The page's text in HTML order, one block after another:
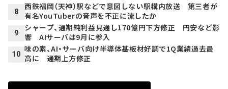
8
西鉄福岡（天神）駅などで意図しない駅構内放送 第三者が
有名YouTuberの音声を不正に流したか
9
シャープ、通期純利益見通し170億円下方修正 円安など影
響 AIサーバは9月に参入
10
味の素、AI・サーバ向け半導体基板材好調で1Q業績過去最
高に 通期上方修正